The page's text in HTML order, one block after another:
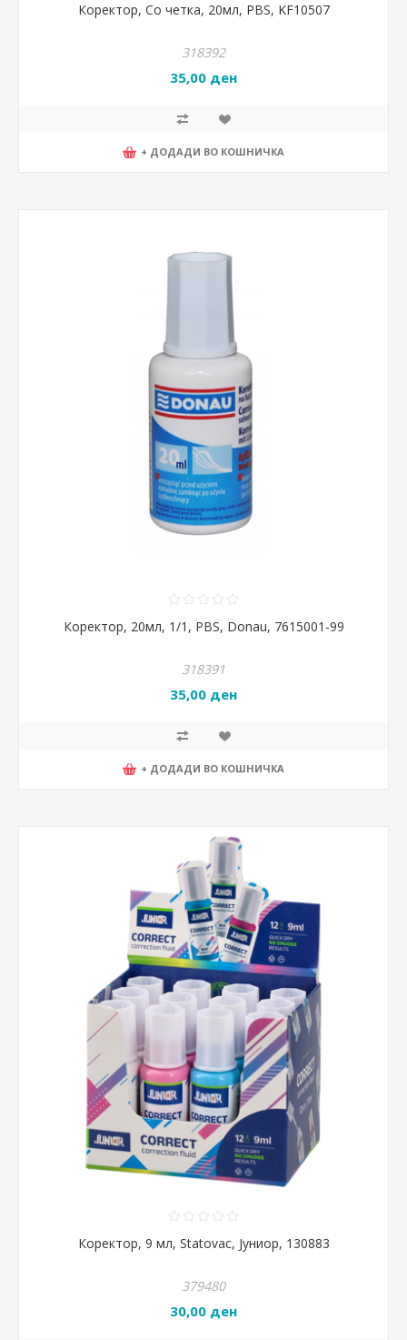
Коректор, Со четка, 20мл, PBS, KF10507
318392
35,00 ден
+ ДОДАДИ ВО КОШНИЧКА
Коректор, 20мл, 1/1, PBS, Donau, 7615001-99
318391
35,00 ден
+ ДОДАДИ ВО КОШНИЧКА
Коректор, 9 мл, Statovac, Јуниор, 130883
379480
30,00 ден